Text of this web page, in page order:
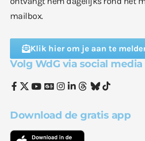
mailbox.
Klik hier om je aan te
Volg WdG via social media
Download de gratis app